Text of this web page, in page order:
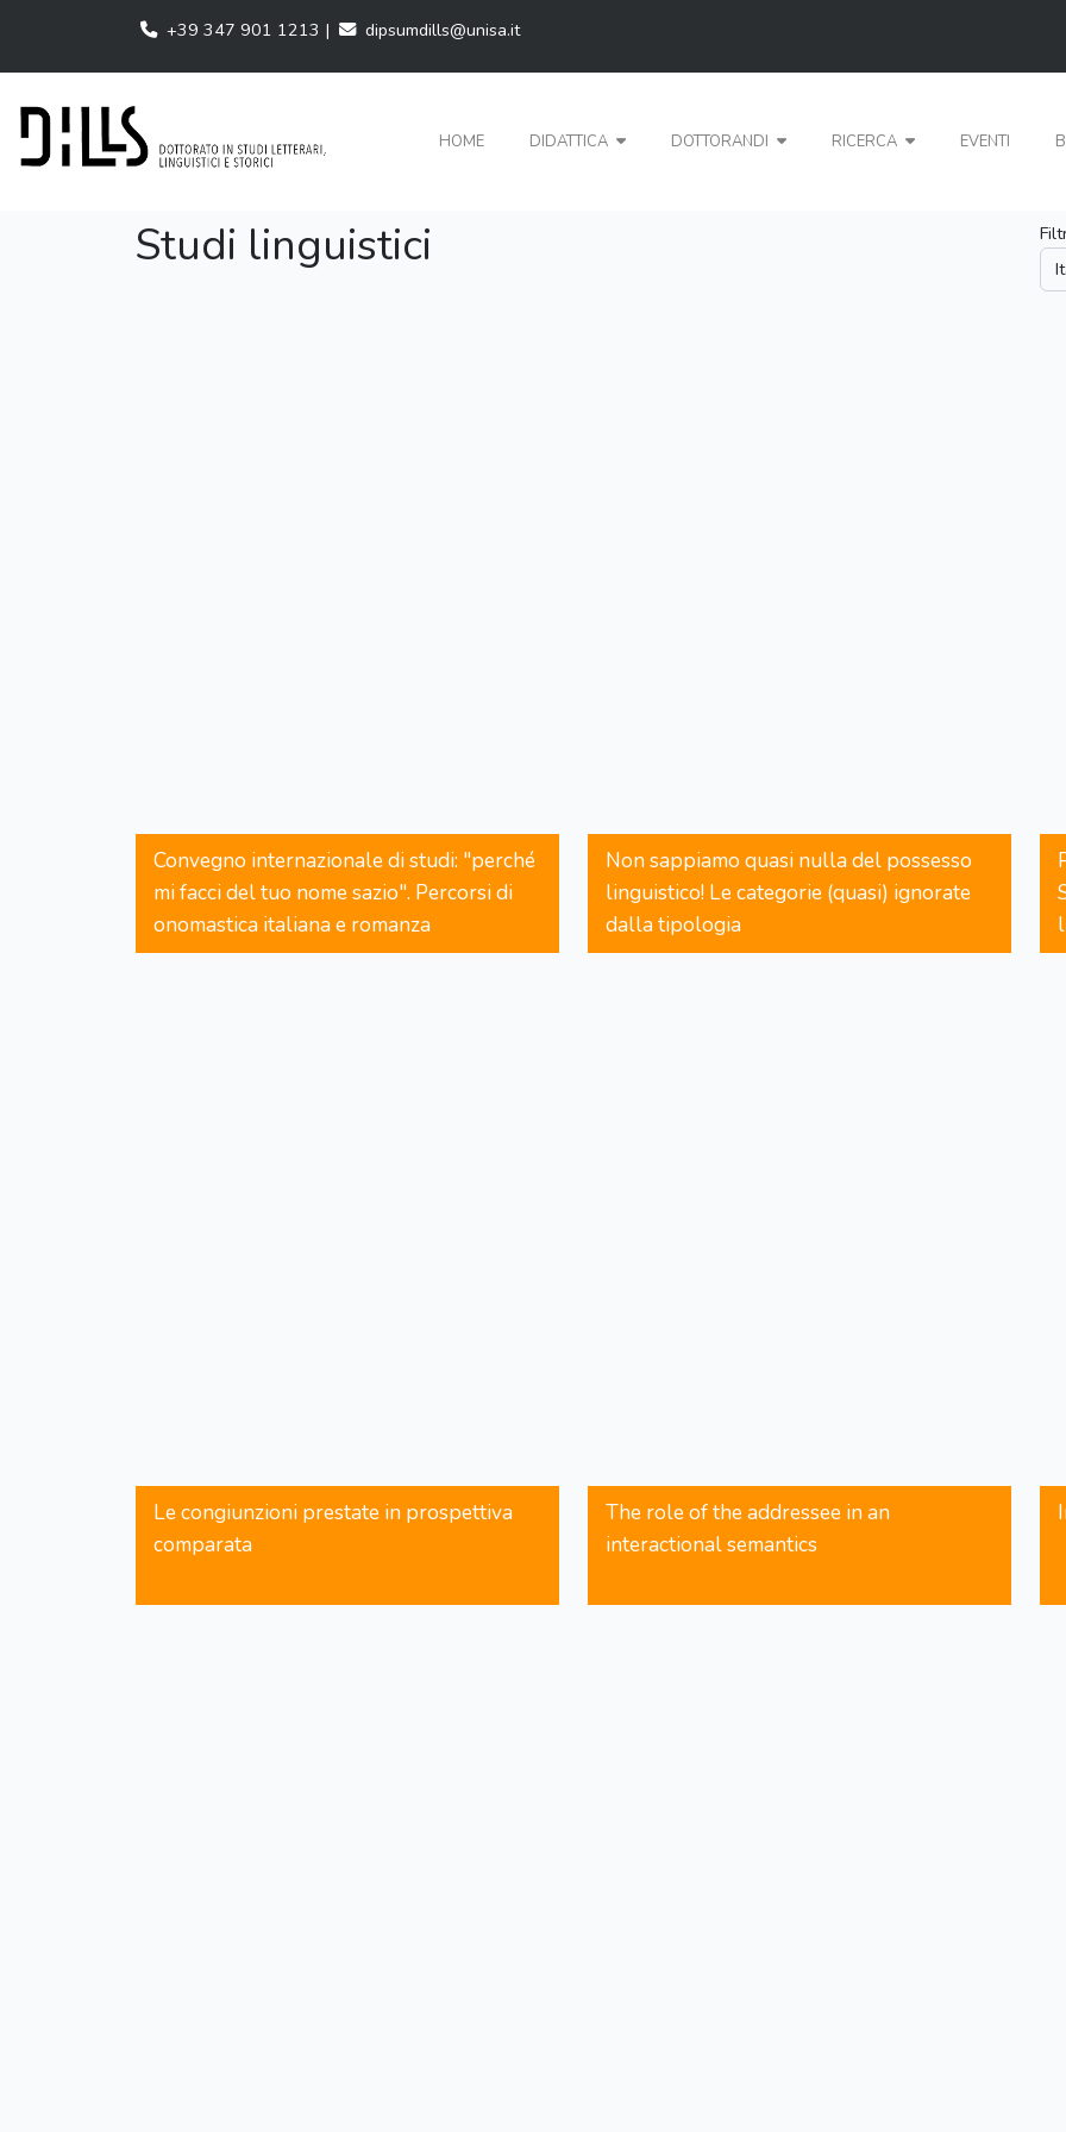
+39 347 901 1213 | dipsumdills@unisa.it
HOME DIDATTICA DOTTORANDI RICERCA EVENTI
Studi linguistici
Convegno internazionale di studi: "perché
mi facci del tuo nome sazio". Percorsi di
onomastica italiana e romanza
Non sappiamo quasi nulla del possesso
linguistico! Le categorie (quasi) ignorate
dalla tipologia
Le congiunzioni prestate in prospettiva
comparata
The role of the addressee in an
interactional semantics